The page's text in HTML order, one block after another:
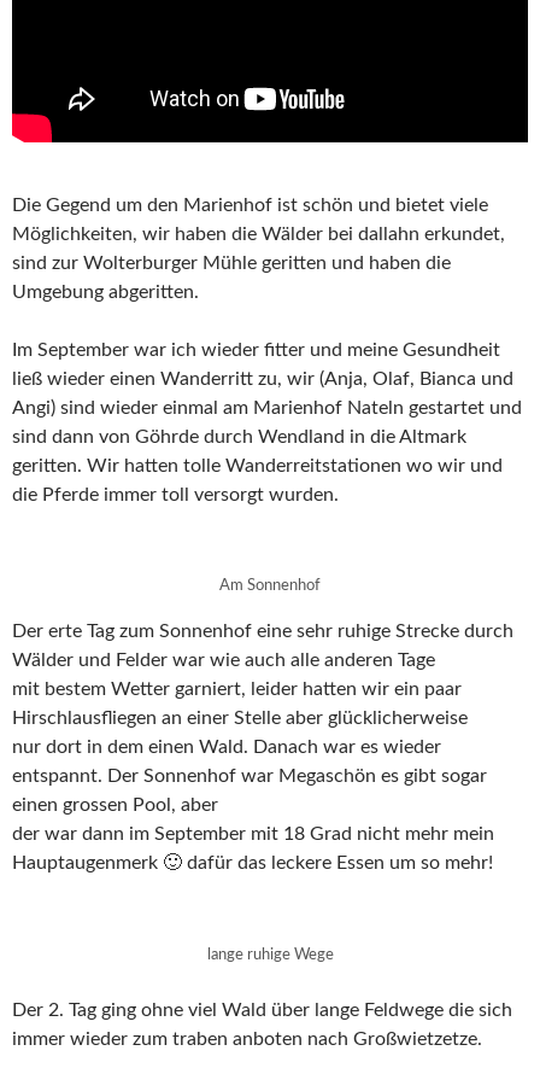
Die Gegend um den Marienhof ist schön und bietet viele
Möglichkeiten, wir haben die Wälder bei dallahn erkundet,
sind zur Wolterburger Mühle geritten und haben die
Umgebung abgeritten.
Im September war ich wieder fitter und meine Gesundheit
ließ wieder einen Wanderritt zu, wir (Anja, Olaf, Bianca und
Angi) sind wieder einmal am Marienhof Nateln gestartet und
sind dann von Göhrde durch Wendland in die Altmark
geritten. Wir hatten tolle Wanderreitstationen wo wir und
die Pferde immer toll versorgt wurden.
Am Sonnenhof
Der erte Tag zum Sonnenhof eine sehr ruhige Strecke durch
Wälder und Felder war wie auch alle anderen Tage
mit bestem Wetter garniert, leider hatten wir ein paar
Hirschlausfliegen an einer Stelle aber glücklicherweise
nur dort in dem einen Wald. Danach war es wieder
entspannt. Der Sonnenhof war Megaschön es gibt sogar
einen grossen Pool, aber
der war dann im September mit 18 Grad nicht mehr mein
Hauptaugenmerk 🙂 dafür das leckere Essen um so mehr!
lange ruhige Wege
Der 2. Tag ging ohne viel Wald über lange Feldwege die sich
immer wieder zum traben anboten nach Großwietzetze.